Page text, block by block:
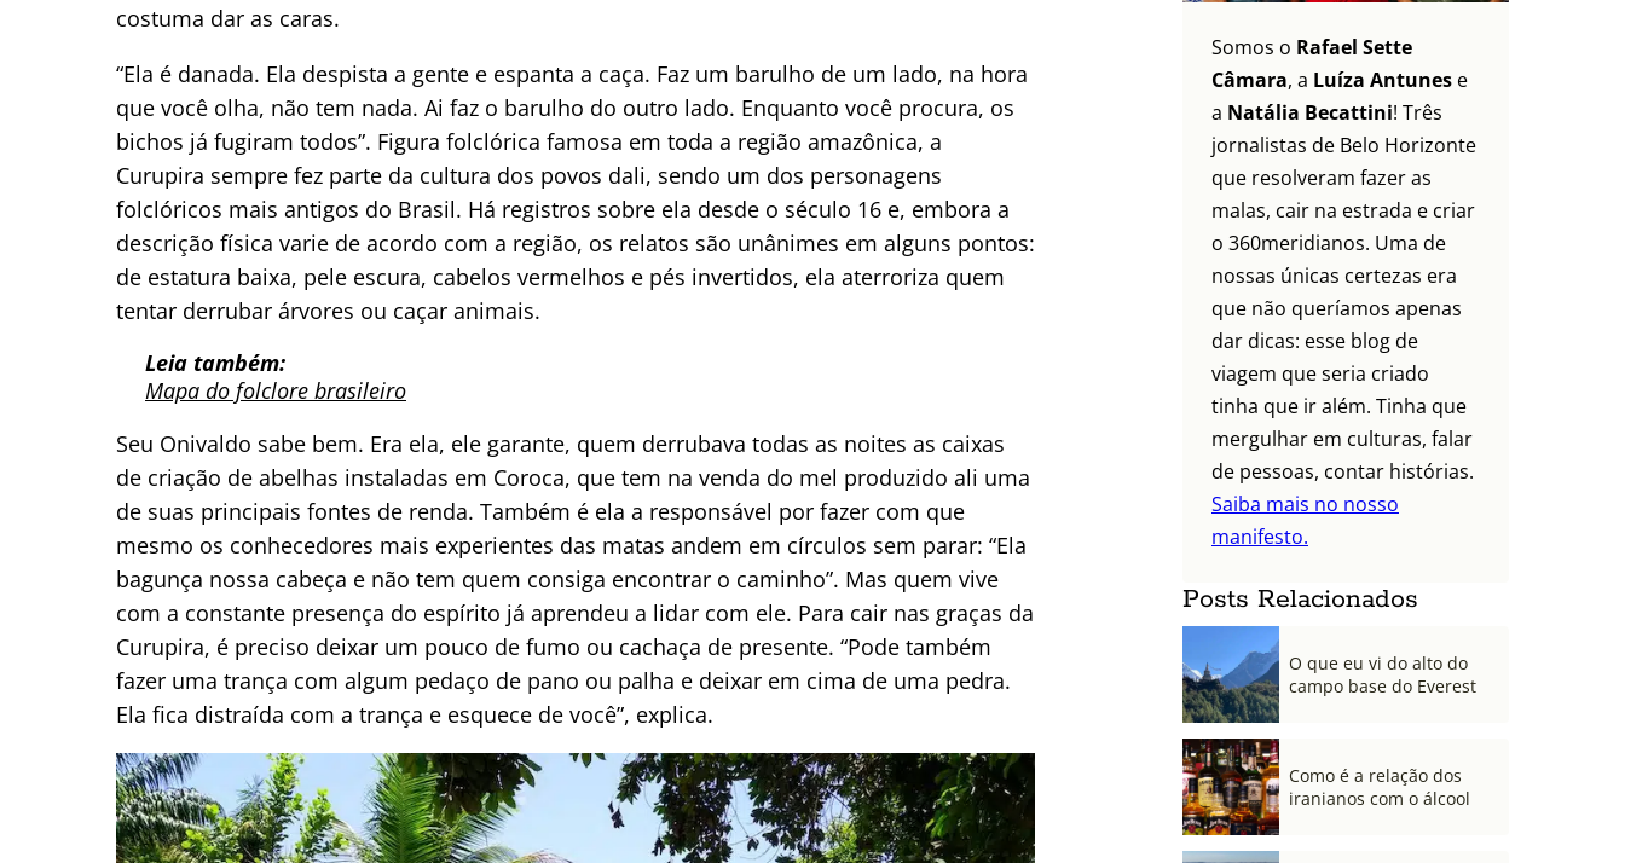
costuma dar as caras.
“Ela é danada. Ela despista a gente e espanta a caça. Faz um barulho de um lado, na hora
que você olha, não tem nada. Ai faz o barulho do outro lado. Enquanto você procura, os
bichos já fugiram todos”. Figura folclórica famosa em toda a região amazônica, a
Curupira sempre fez parte da cultura dos povos dali, sendo um dos personagens
folclóricos mais antigos do Brasil. Há registros sobre ela desde o século 16 e, embora a
descrição física varie de acordo com a região, os relatos são unânimes em alguns pontos:
de estatura baixa, pele escura, cabelos vermelhos e pés invertidos, ela aterroriza quem
tentar derrubar árvores ou caçar animais.
Leia também:
Mapa do folclore brasileiro
Seu Onivaldo sabe bem. Era ela, ele garante, quem derrubava todas as noites as caixas
de criação de abelhas instaladas em Coroca, que tem na venda do mel produzido ali uma
de suas principais fontes de renda. Também é ela a responsável por fazer com que
mesmo os conhecedores mais experientes das matas andem em círculos sem parar: “Ela
bagunça nossa cabeça e não tem quem consiga encontrar o caminho”. Mas quem vive
com a constante presença do espírito já aprendeu a lidar com ele. Para cair nas graças da
Curupira, é preciso deixar um pouco de fumo ou cachaça de presente. “Pode também
fazer uma trança com algum pedaço de pano ou palha e deixar em cima de uma pedra.
Ela fica distraída com a trança e esquece de você”, explica.
Somos o Rafael Sette
Câmara, a Luíza Antunes e
a Natália Becattini! Três
jornalistas de Belo Horizonte
que resolveram fazer as
malas, cair na estrada e criar
o 360meridianos. Uma de
nossas únicas certezas era
que não queríamos apenas
dar dicas: esse blog de
viagem que seria criado
tinha que ir além. Tinha que
mergulhar em culturas, falar
de pessoas, contar histórias.
Saiba mais no nosso
manifesto.
Posts Relacionados
O que eu vi do alto do
campo base do Everest
Como é a relação dos
iranianos com o álcool